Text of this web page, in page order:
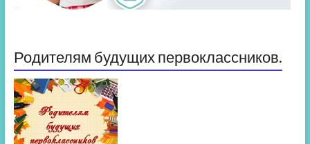
Родителям будущих первоклассников.